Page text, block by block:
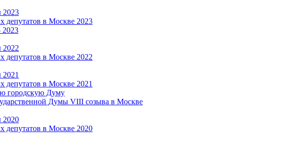
2023
в Москве 2023
2022
в Москве 2022
в Москве 2021
городскую Думу
Думы VIII созыва в Москве
2020
в Москве 2020